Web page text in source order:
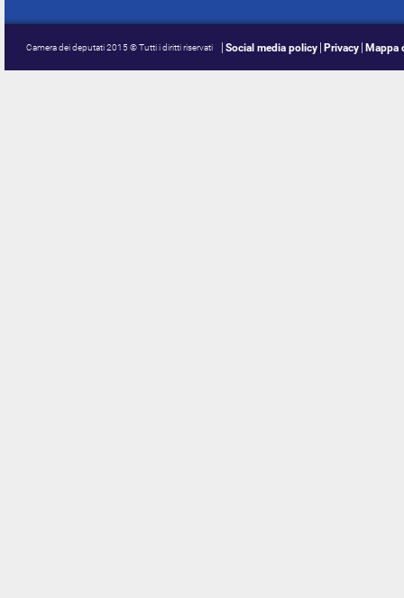
Camera dei deputati 2015 © Tutti i diritti riservati Social media policy Privacy Mappa